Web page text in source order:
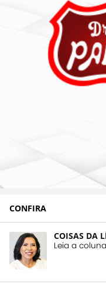
CONFIRA
COISAS DA
Leia a